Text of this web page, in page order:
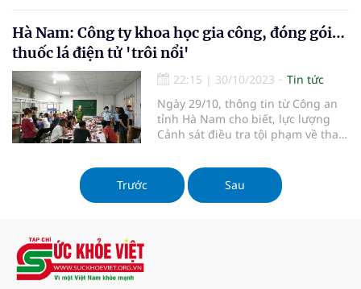
Hà Nam: Công ty khoa học gia công, đóng gói…
thuốc lá điện tử 'trôi nổi'
22:15 | 30/10/2023
Tin tức
Ngày 29/10, thông tin từ Công an
tỉnh Hà Nam cho biết, lực lượng
Cảnh sát điều tra tội phạm về tham
trường - Công an tỉnh vừa kiểm tra,
phát hiện một doanh nghiệp ở tỉnh
có hoạt động gia công, đóng gói số
Trước Sau